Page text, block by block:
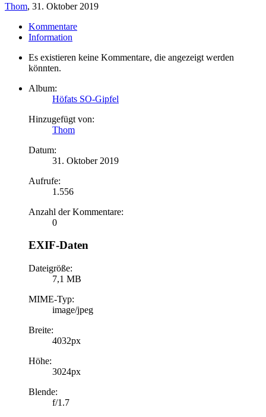
Thom, 31. Oktober 2019
Kommentare
Information
Es existieren keine Kommentare, die angezeigt werden
könnten.
Album:
Höfats SO-Gipfel
Hinzugefügt von:
Thom
Datum:
31. Oktober 2019
Aufrufe:
1.556
Anzahl der Kommentare:
0
EXIF-Daten
Dateigröße:
7,1 MB
MIME-Typ:
image/jpeg
Breite:
4032px
Höhe:
3024px
Blende:
f/1.7